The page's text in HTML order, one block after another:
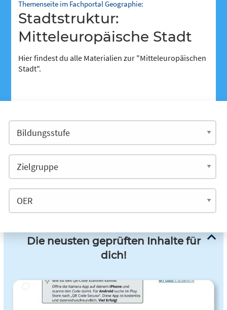
Themenseite im Fachportal Geographie:
Stadtstruktur:
Mitteleuropäische Stadt
Hier findest du alle Materialien zur "Mitteleuropäischen
Stadt".
Die neusten geprüften Inhalte für
dich!